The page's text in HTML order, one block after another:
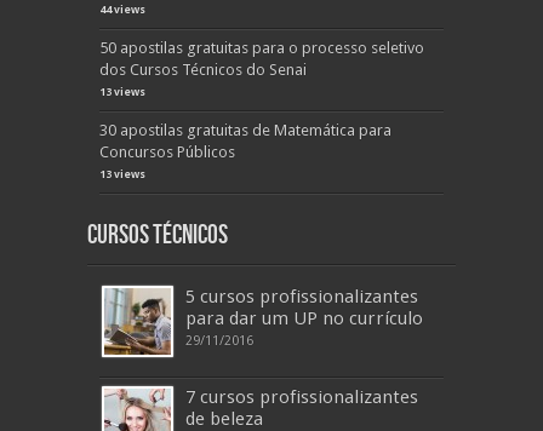
44 views
50 apostilas gratuitas para o processo seletivo
dos Cursos Técnicos do Senai
13 views
30 apostilas gratuitas de Matemática para
Concursos Públicos
13 views
Cursos Técnicos
5 cursos profissionalizantes
para dar um UP no currículo
29/11/2016
7 cursos profissionalizantes
de beleza